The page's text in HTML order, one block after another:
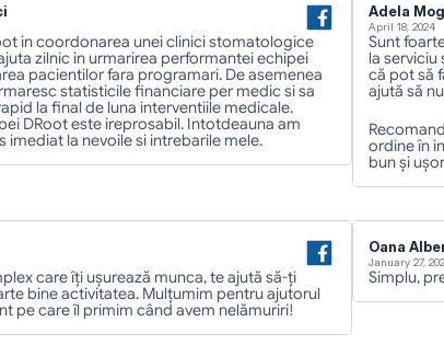
in coordonarea unei clinici stomatologice
zilnic in urmarirea performantei echipei
pacientilor fara programari. De asemenea
statisticile financiare per medic si sa
la final de luna interventiile medicale.
DRoot este ireprosabil. Intotdeauna am
imediat la nevoile si intrebarile mele.
Adela
April 18, 2024
Sunt
la serviciu
că pot să
ajută să
ordine în
bun și
care îți ușurează munca, te ajută să-ți
bine activitatea. Mulțumim pentru ajutorul
pe care îl primim când avem nelămuriri!
Oana
January 27,
Simplu,